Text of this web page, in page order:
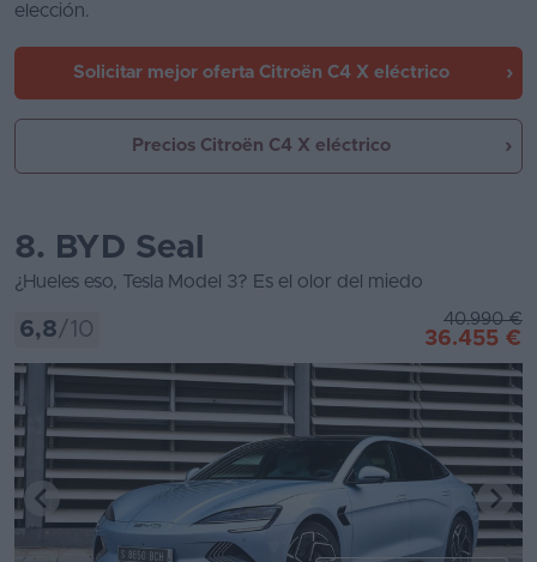
elección.
Solicitar mejor oferta Citroën C4 X eléctrico
Precios Citroën C4 X eléctrico
8. BYD Seal
¿Hueles eso, Tesla Model 3? Es el olor del miedo
6,8/10 40.990 €
36.455 €